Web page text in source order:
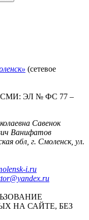
(сетевое
СМИ: ЭЛ № ФС 77 –
Савенок
Ванифатов
обл, г. Смоленск, ул.
i.ru
НА САЙТЕ, БЕЗ